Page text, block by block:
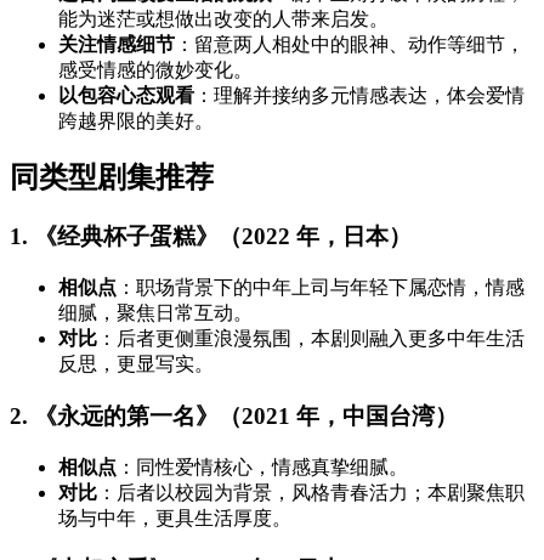
能为迷茫或想做出改变的人带来启发。
关注情感细节 ：留意两人相处中的眼神、动作等细节，
感受情感的微妙变化。
以包容心态观看 ：理解并接纳多元情感表达，体会爱情
跨越界限的美好。
同类型剧集推荐
1. 《经典杯子蛋糕》（2022 年，日本）
相似点 ：职场背景下的中年上司与年轻下属恋情，情感
细腻，聚焦日常互动。
对比 ：后者更侧重浪漫氛围，本剧则融入更多中年生活
反思，更显写实。
2. 《永远的第一名》（2021 年，中国台湾）
相似点 ：同性爱情核心，情感真挚细腻。
对比 ：后者以校园为背景，风格青春活力；本剧聚焦职
场与中年，更具生活厚度。